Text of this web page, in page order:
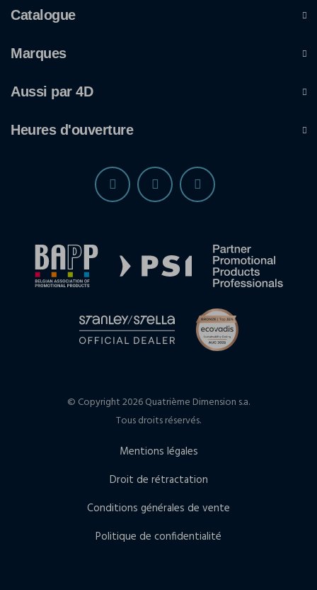
Catalogue
Marques
Aussi par 4D
Heures d'ouverture
© Copyright 2026 Quatrième Dimension s.a.
Tous droits réservés.
Mentions légales
Droit de rétractation
Conditions générales de vente
Politique de confidentialité